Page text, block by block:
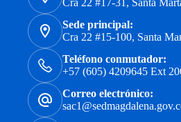
Cra 22 #17-31, Santa
Sede principal:
Cra 22 #15-100, Santa
Teléfono conmutador:
+57 (605) 4209645 Ext
Correo electrónico: